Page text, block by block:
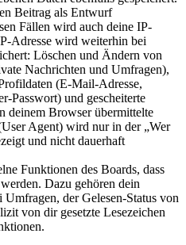
Beitrag als Entwurf
Fällen wird auch deine IP-
Adresse wird weiterhin bei
Löschen und Ändern von
Nachrichten und Umfragen),
(E-Mail-Adresse,
Passwort) und gescheiterte
deinem Browser übermittelte
Agent) wird nur in der „Wer
und nicht dauerhaft
Funktionen des Boards, dass
Dazu gehören dein
der Gelesen-Status von
von dir gesetzte Lesezeichen